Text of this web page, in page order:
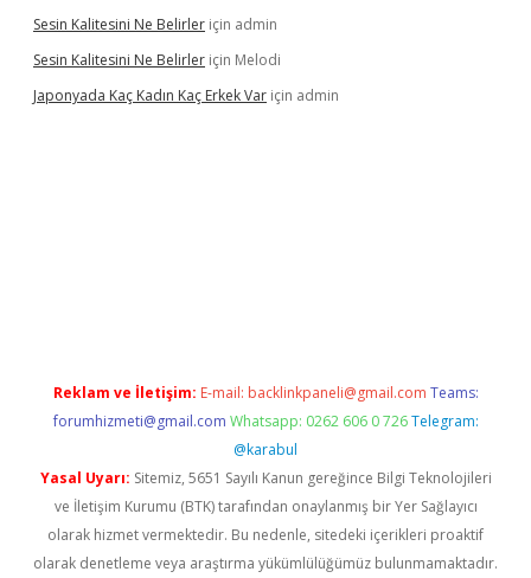
Sesin Kalitesini Ne Belirler için admin
Sesin Kalitesini Ne Belirler için Melodi
Japonyada Kaç Kadın Kaç Erkek Var için admin
Reklam ve İletişim: E-mail: backlinkpaneli@gmail.com Teams:
forumhizmeti@gmail.com Whatsapp: 0262 606 0 726 Telegram:
@karabul
Yasal Uyarı: Sitemiz, 5651 Sayılı Kanun gereğince Bilgi Teknolojileri
ve İletişim Kurumu (BTK) tarafından onaylanmış bir Yer Sağlayıcı
olarak hizmet vermektedir. Bu nedenle, sitedeki içerikleri proaktif
olarak denetleme veya araştırma yükümlülüğümüz bulunmamaktadır.